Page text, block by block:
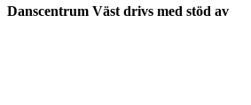
Danscentrum Väst drivs med stöd av